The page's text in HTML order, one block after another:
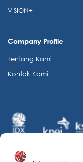
VISION+
Company Profile
Tentang Kami
Kontak Kami